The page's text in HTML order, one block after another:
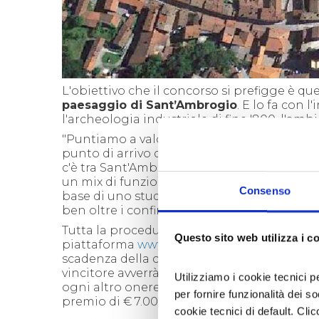
Consenso
Questo sito web utilizza i
Utilizziamo i cookie tecnici
per fornire funzionalità dei
cookie tecnici di default.
L'obiettivo che il concorso si prefigge è
paesaggio di Sant’Ambrogio . E lo fa con
l'archeologia industriale di fine '800,
"Puntiamo a valorizzare il paese –
punto di arrivo dalla stazione ferroviaria e
c'è tra Sant'Ambrogio, le sue peculiarità e
un mix di funzionalità, con un focus
base di uno studio di realizzazione che
ben oltre i confini urbani".
Tutta la procedura concorsuale sarà
piattaforma
scadenza della consegna elaborati è
vincitore avverrà il 28 febbraio 2019. Il
ogni altro onere di legge), mentre al
premio di € 7.000 e di € 3.000 (al lordo di